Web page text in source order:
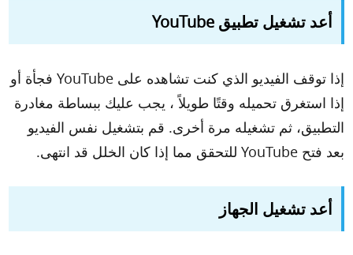
أعد تشغيل تطبيق YouTube
إذا توقف الفيديو الذي كنت تشاهده على YouTube فجأة أو
إذا استغرق تحميله وقتًا طويلاً ، يجب عليك ببساطة مغادرة
التطبيق، ثم تشغيله مرة أخرى. قم بتشغيل نفس الفيديو
بعد فتح YouTube للتحقق مما إذا كان الخلل قد انتهى.
أعد تشغيل الجهاز